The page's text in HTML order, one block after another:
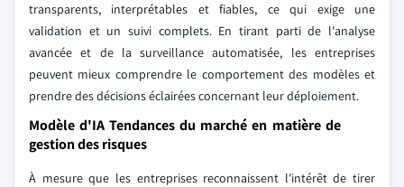
transparents, interprétables et fiables, ce qui exige une
validation et un suivi complets. En tirant parti de l'analyse
avancée et de la surveillance automatisée, les entreprises
peuvent mieux comprendre le comportement des modèles et
prendre des décisions éclairées concernant leur déploiement.
Modèle d'IA Tendances du marché en matière de
gestion des risques
À mesure que les entreprises reconnaissent l'intérêt de tirer